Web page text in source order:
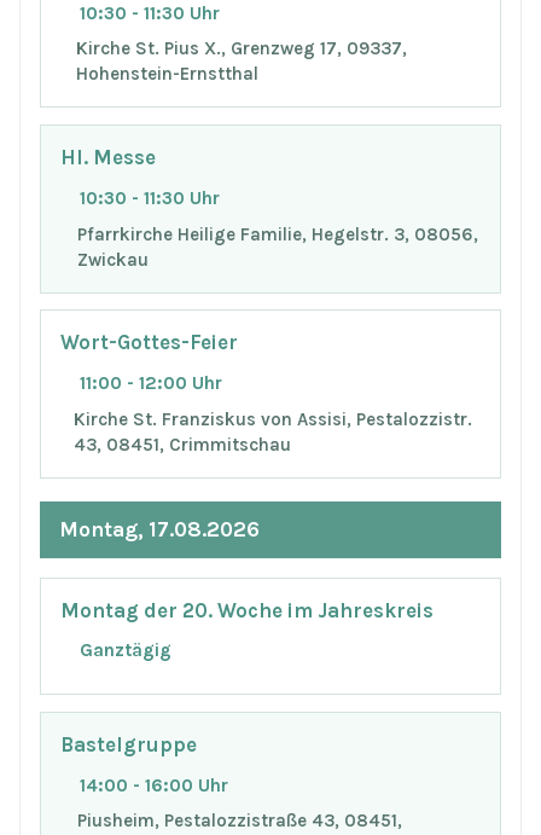
10:30 - 11:30 Uhr
Kirche St. Pius X., Grenzweg 17, 09337,
Hohenstein-Ernstthal
Hl. Messe
10:30 - 11:30 Uhr
Pfarrkirche Heilige Familie, Hegelstr. 3, 08056,
Zwickau
Wort-Gottes-Feier
11:00 - 12:00 Uhr
Kirche St. Franziskus von Assisi, Pestalozzistr.
43, 08451, Crimmitschau
Montag, 17.08.2026
Montag der 20. Woche im Jahreskreis
Ganztägig
Bastelgruppe
14:00 - 16:00 Uhr
Piusheim, Pestalozzistraße 43, 08451,